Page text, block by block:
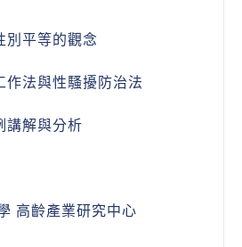
別平等的觀念
作法與性騷擾防治法
講解與分析
高齡產業研究中心